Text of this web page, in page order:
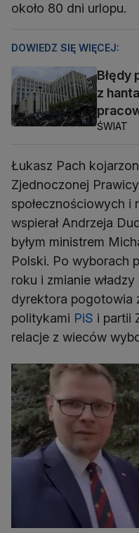
około 80 dni urlopu.
DOWIEDZ SIĘ WIĘCEJ:
Błędy
z
ŚWIAT
Łukasz Pach
Zjednoczonej
społecznościowych i
wspierał Andrzeja
byłym ministrem
Polski. Po wyborach
roku i zmianie
dyrektora pogotowia
politykami PiS i partii
relacje z wieców